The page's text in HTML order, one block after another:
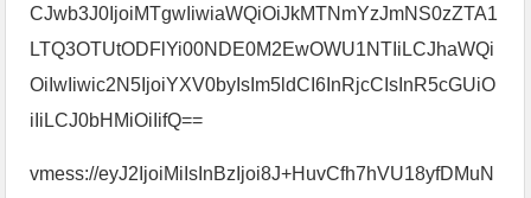
CJwb3J0IjoiMTgwIiwiaWQiOiJkMTNmYzJmNS0zZTA1
LTQ3OTUtODFlYi00NDE0M2EwOWU1NTIiLCJhaWQi
OiIwIiwic2N5IjoiYXV0byIsIm5ldCI6InRjcCIsInR5cGUiO
iIiLCJ0bHMiOiIifQ==
vmess://eyJ2IjoiMiIsInBzIjoi8J+HuvCfh7hVU18yfDMuN